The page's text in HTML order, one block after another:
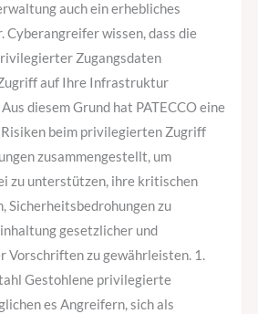
auch ein erhebliches
Cyberangreifer wissen, dass die
Zugangsdaten
auf Ihre Infrastruktur
diesem Grund hat PATECCO eine
beim privilegierten Zugriff
zusammengestellt, um
zu unterstützen, ihre kritischen
Sicherheitsbedrohungen zu
gesetzlicher und
Vorschriften zu gewährleisten. 1.
Gestohlene privilegierte
es Angreifern, sich als